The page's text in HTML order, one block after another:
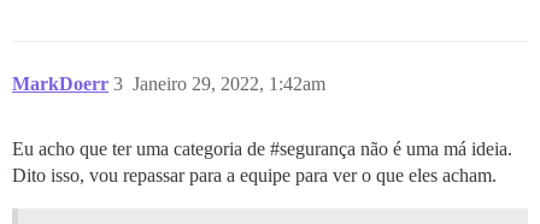
MarkDoerr Janeiro 29, 2022, 1:42am
3
Eu acho que ter uma categoria de #segurança não é uma má ideia.
Dito isso, vou repassar para a equipe para ver o que eles acham.